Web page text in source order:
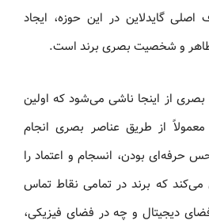
گایدلاین در این حوزه، ایجاد
ظاهر و شخصیت بصری برند است.
از اینجا ناشی می‌شود که اولین
معمولاً از طریق عناصر بصری انجام
حرفه‌ای بودن، انسجام و اعتماد را
می‌کند که برند در تمامی نقاط تماس
دیجیتال و چه در فضای فیزیکی،